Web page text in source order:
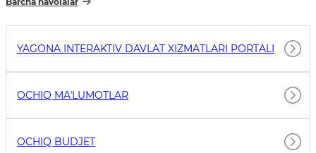
YAGONA INTERAKTIV DAVLAT XIZMATLARI PORTALI
OCHIQ MAʼLUMOTLAR
OCHIQ BUDJET